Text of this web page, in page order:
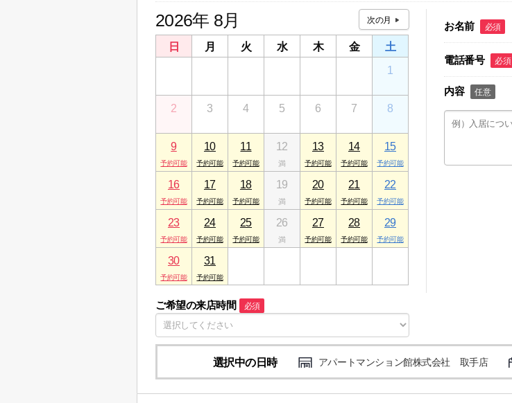
2026年 8月
日 月 火 水 木 金
土
1
2 3 4 5 6 7 8
9 10 11 12 13 14 15
16 17 18 19 20 21 22
23 24 25 26 27 28 29
30 31
ご希望の来店時間 必須
お名前 必須
電話番号 必須
内容 任意
選択中の日時 アパートマンション館株式会社 取手店